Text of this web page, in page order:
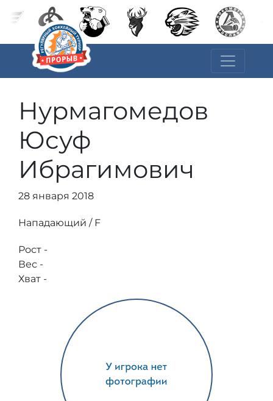
Нурмагомедов
Юсуф
Ибрагимович
28 января 2018
Нападающий / F
Рост -
Вес -
Хват -